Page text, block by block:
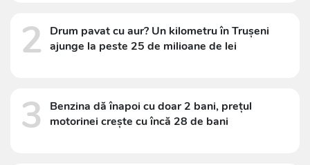
2
Drum pavat cu aur? Un kilometru în Trușeni
ajunge la peste 25 de milioane de lei
3
Benzina dă înapoi cu doar 2 bani, prețul
motorinei crește cu încă 28 de bani